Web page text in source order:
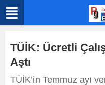
TÜİK: Ücretli
Aştı
TÜİK’in Temmuz ayı